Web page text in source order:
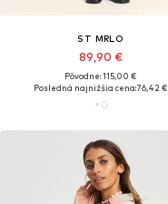
ST MRLO
89,90 €
Pôvodne: 115,00 €
Posledná najnižšia cena:76,42 €